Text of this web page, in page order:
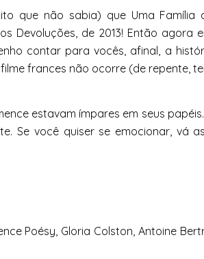
que não sabia) que Uma
Devoluções, de 2013! Então agora
contar para vocês, afinal, a
frances não ocorre (de repente,
estavam ímpares em seus
Se você quiser se emocionar, vá
Poésy, Gloria Colston, Antoine